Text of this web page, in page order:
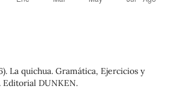
La quichua. Gramática, Ejercicios y
Editorial DUNKEN.